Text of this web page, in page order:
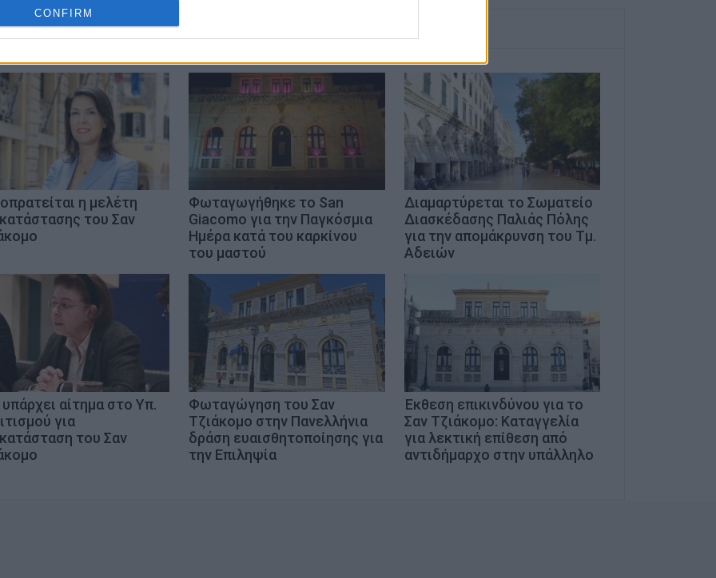
CONFIRM
η μελέτη
του Σαν
Φωταγωγήθηκε το San
Giacomo για την Παγκόσμια
Ημέρα κατά του καρκίνου
του μαστού
Διαμαρτύρεται το Σωματείο
Διασκέδασης Παλιάς Πόλης
για την απομάκρυνση του Τμ.
Αδειών
αίτημα στο Υπ.
για
του Σαν
Φωταγώγηση του Σαν
Τζιάκομο στην Πανελλήνια
δράση ευαισθητοποίησης για
την Επιληψία
Έκθεση επικινδύνου για το
Σαν Τζιάκομο: Καταγγελία
για λεκτική επίθεση από
αντιδήμαρχο στην υπάλληλο